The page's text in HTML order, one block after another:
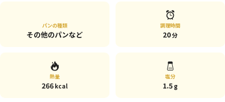
パンの種類
その他のパンなど
調理時間
20分
熱量
266kcal
塩分
1.5g